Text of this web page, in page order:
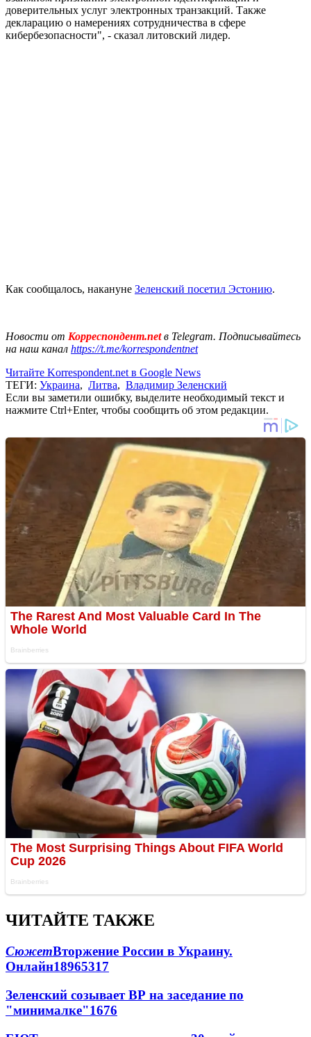
доверительных услуг электронных транзакций. Также
декларацию о намерениях сотрудничества в сфере
кибербезопасности", - сказал литовский лидер.
Как сообщалось, накануне Зеленский посетил Эстонию.
Новости от Корреспондент.netв Telegram. Подписывайтесь
на наш канал https://t.me/korrespondentnet
Читайте Korrespondent.net в Google News
ТЕГИ: Украина, Литва, Владимир Зеленский
Если вы заметили ошибку, выделите необходимый текст и
нажмите Ctrl+Enter, чтобы сообщить об этом редакции.
ЧИТАЙТЕ ТАКЖЕ
СюжетВторжение России в Украину.
Онлайн18965317
Зеленский созывает ВР на заседание по
"минималке"1676